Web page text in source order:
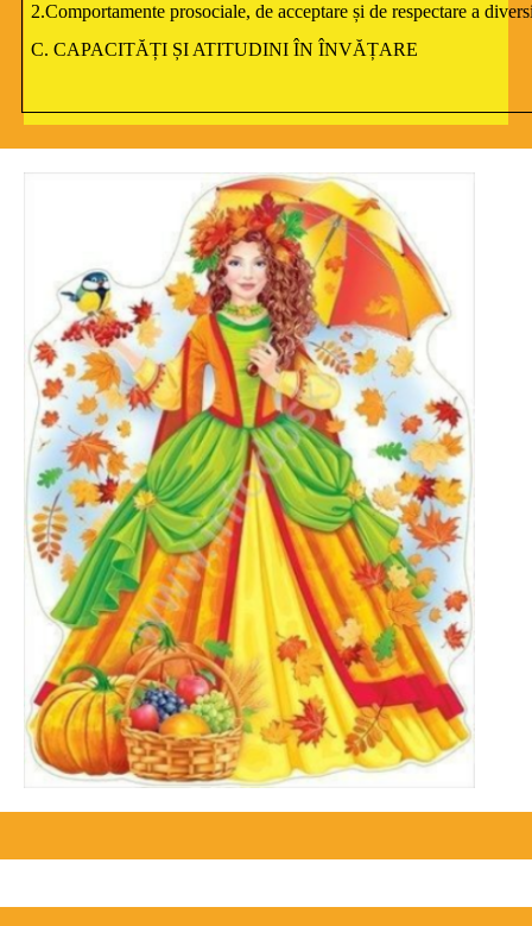
2.Comportamente prosociale, de acceptare și de respectare a
C. CAPACITĂȚI ȘI ATITUDINI ÎN ÎNVĂȚARE